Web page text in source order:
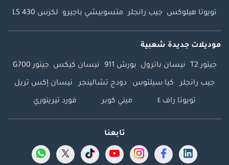
تويوتا هيلوكس جيب رانجلر متسوبيشي باجيرو لكزس LS 430
موديلات جديدة شعبية
جيتور T2 نيسان باترول بورش 911 نيسان كيكس جيتور G700
جيب رانجلر كيا سيلتوس دودج تشالينجر نيسان إكس تريل
تويوتا راف ٤ ميني كوبر فورد تيريتوري
تابعنا